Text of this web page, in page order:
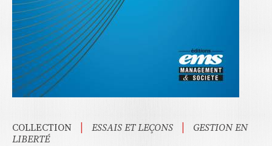
COLLECTION | ESSAIS ET LEÇONS |
GESTION EN
LIBERTÉ